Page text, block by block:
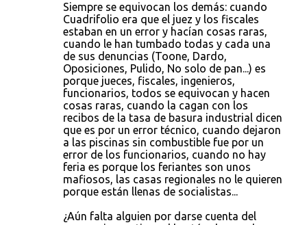
Siempre se equivocan los demás: cuando
Cuadrifolio era que el juez y los fiscales
estaban en un error y hacían cosas raras,
cuando le han tumbado todas y cada una
de sus denuncias (Toone, Dardo,
Oposiciones, Pulido, No solo de pan...) es
porque jueces, fiscales, ingenieros,
funcionarios, todos se equivocan y hacen
cosas raras, cuando la cagan con los
recibos de la tasa de basura industrial dicen
que es por un error técnico, cuando dejaron
a las piscinas sin combustible fue por un
error de los funcionarios, cuando no hay
feria es porque los feriantes son unos
mafiosos, las casas regionales no le quieren
porque están llenas de socialistas...
¿Aún falta alguien por darse cuenta del